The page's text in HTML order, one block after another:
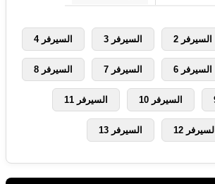
السيرفر 2 السيرفر 3 السيرفر 4
السيرفر 6 السيرفر 7 السيرفر 8
السيرفر 10 السيرفر 11
السيرفر 12 السيرفر 13